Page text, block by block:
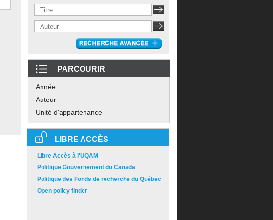
PARCOURIR
Année
Auteur
Unité d'appartenance
LIBRE ACCÈS
Libre Accès à l'UQAM
Politique Gouvernement du Canada
Politique des Fonds de recherche du Québec
Open policy finder